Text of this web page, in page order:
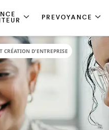
PREVOYANCE
CRÉATION D'ENTREPRISE